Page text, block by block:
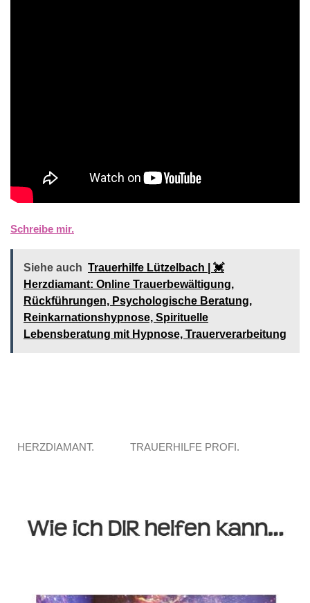
Schreibe mir.
Siehe auch Trauerhilfe Lützelbach | 💓️️
Herzdiamant: Online Trauerbewältigung,
Rückführungen, Psychologische Beratung,
Reinkarnationshypnose, Spirituelle
Lebensberatung mit Hypnose, Trauerverarbeitung
HERZDIAMANT. TRAUERHILFE PROFI.